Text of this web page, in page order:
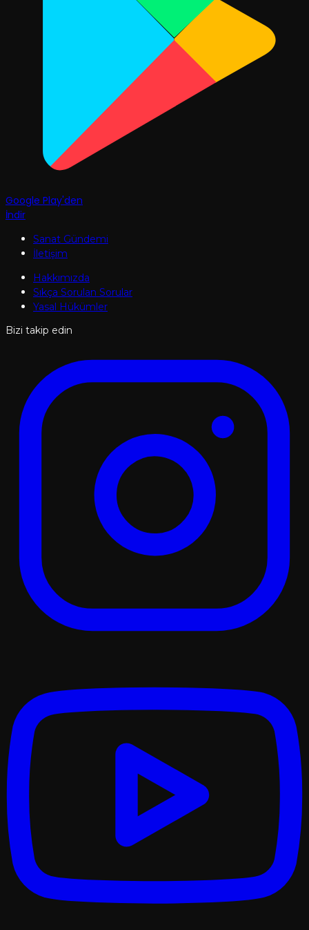
Google Play'den
İndir
Sanat Gündemi
İletişim
Hakkımızda
Sıkça Sorulan Sorular
Yasal Hükümler
Bizi takip edin